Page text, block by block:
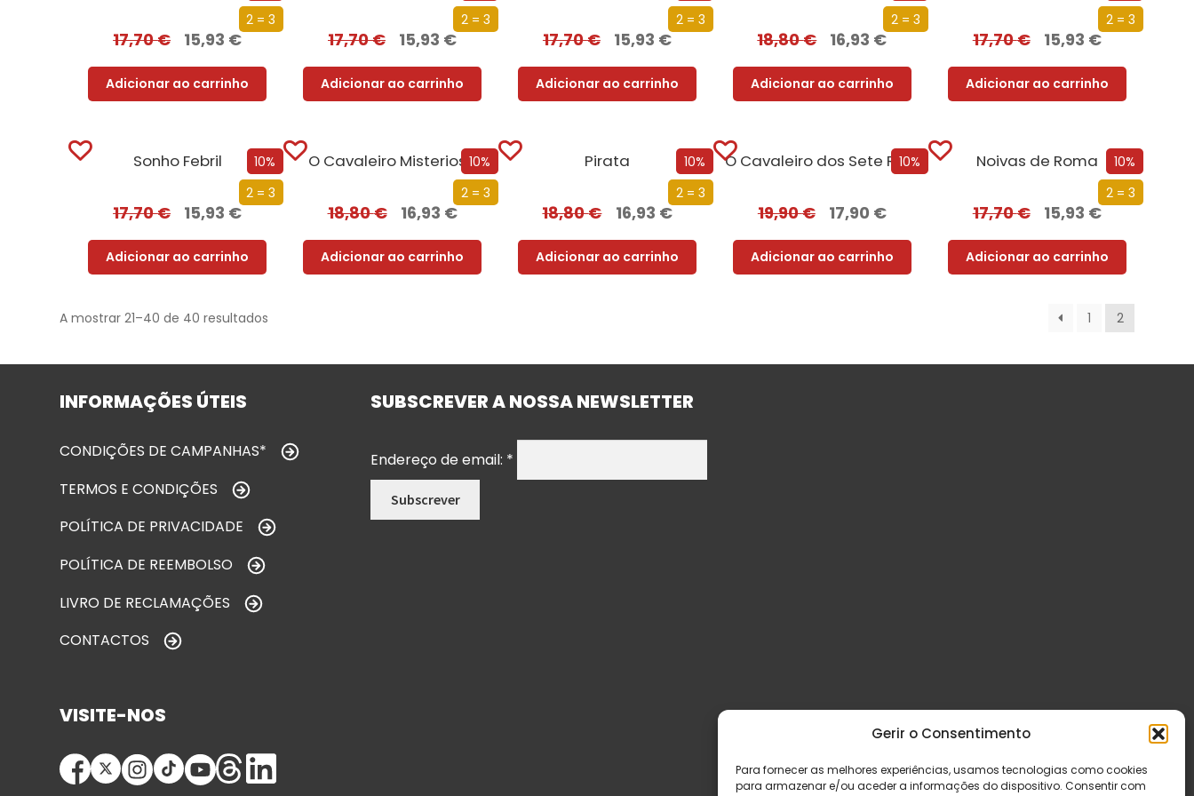
Gerir o Consentimento
Para fornecer as melhores experiências, usamos tecnologias como cookies
para armazenar e/ou aceder a informações do dispositivo. Consentir com
2 = 3
17,70€ 15,93 €
Adicionar ao carrinho
2 = 3
17,70€ 15,93 €
Adicionar ao carrinho
2 = 3
17,70€ 15,93 €
Adicionar ao carrinho
2 = 3
18,80€ 16,93 €
Adicionar ao carrinho
2 = 3
17,70€ 15,93 €
Adicionar ao carrinho
10%
2 = 3
Sonho Febril
17,70€ 15,93 €
Adicionar ao carrinho
10%
2 = 3
O Cavaleiro Misterioso
18,80€ 16,93 €
Adicionar ao carrinho
10%
2 = 3
Pirata
18,80€ 16,93 €
Adicionar ao carrinho
10%
O Cavaleiro dos Sete Reinos [Nova Edição]
19,90€ 17,90 €
Adicionar ao carrinho
10%
2 = 3
Noivas de Roma
17,70€ 15,93 €
Adicionar ao carrinho
A mostrar 21–40 de 40 resultados 1 2
INFORMAÇÕES ÚTEIS
CONDIÇÕES DE CAMPANHAS*
TERMOS E CONDIÇÕES
POLÍTICA DE PRIVACIDADE
POLÍTICA DE REEMBOLSO
LIVRO DE RECLAMAÇÕES
CONTACTOS
SUBSCREVER A NOSSA NEWSLETTER
Endereço de email: *
VISITE-NOS